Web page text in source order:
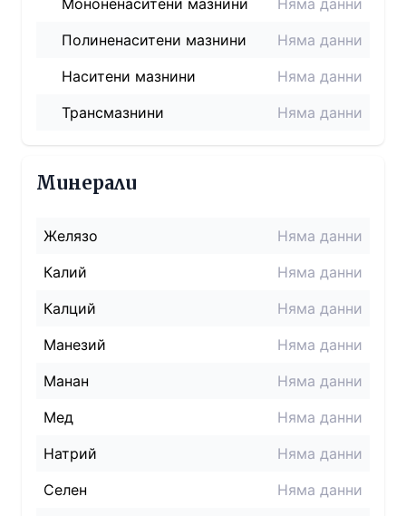
Мононенаситени мазнини
Няма данни
Полиненаситени мазнини
Няма данни
Наситени мазнини
Няма данни
Трансмазнини
Няма данни
Минерали
Желязо
Няма данни
Калий
Няма данни
Калций
Няма данни
Манезий
Няма данни
Манан
Няма данни
Мед
Няма данни
Натрий
Няма данни
Селен
Няма данни